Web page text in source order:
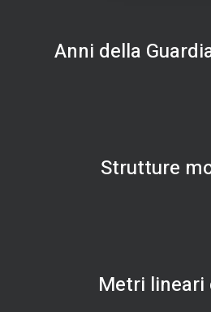
Anni della
Strutture
Metri lineari